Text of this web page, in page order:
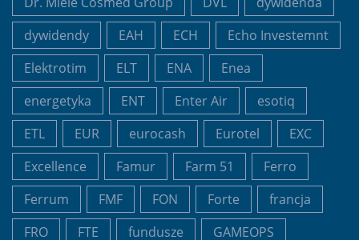
dywidendy
EAH ECH
Echo Investemnt
Elektrotim
ELT ENA
Enea
energetyka
ENT Enter Air
esotiq
ETL
EUR eurocash Eurotel
EXC
Excellence
Famur Farm 51
Ferro
Ferrum
FMF FON Forte
francja
FRO
FTE fundusze GAMEOPS